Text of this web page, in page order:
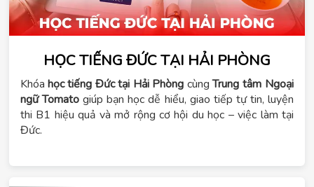
HỌC TIẾNG ĐỨC TẠI HẢI PHÒNG
Khóa học tiếng Đức tại Hải Phòng cùngTrung tâm Ngoại
ngữ Tomato giúp bạn học dễ hiểu, giao tiếp tự tin, luyện
thi B1 hiệu quả và mở rộng cơ hội du học – việc làm tại
Đức.